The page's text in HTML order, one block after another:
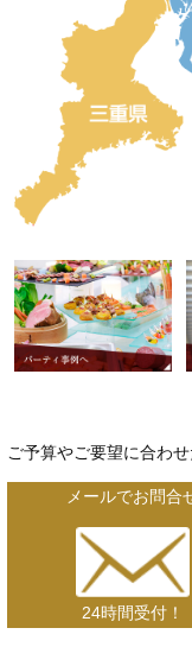
ご予算やご要望に合わせ
メールでお問合
24時間受付！